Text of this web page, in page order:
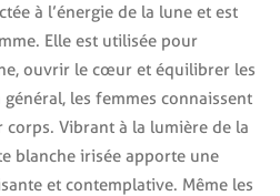
à l’énergie de la lune et est
Elle est utilisée pour
ouvrir le cœur et équilibrer les
les femmes connaissent
Vibrant à la lumière de la
blanche irisée apporte une
et contemplative. Même les